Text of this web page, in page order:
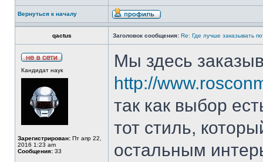
Вернуться к началу
qactus Заголовок сообщения: Re: Где лучше заказывать
Кандидат наук
Зарегистрирован: Пт апр 22,
2016 1:23 am
Сообщения: 33
Мы здесь
http://
так как выбор
тот стиль,
остальным